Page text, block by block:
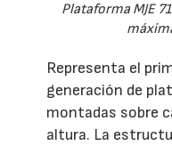
Plataforma MJE
Representa el
generación de
montadas sobre
altura. La